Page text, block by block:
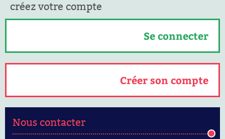
créez votre compte
Se connecter
Créer son compte
Nous contacter